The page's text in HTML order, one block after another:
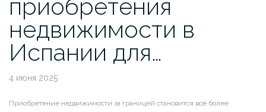
приобретения
недвижимости в
Испании для…
4 июня 2025
Приобретение недвижимости за границей становится всё более